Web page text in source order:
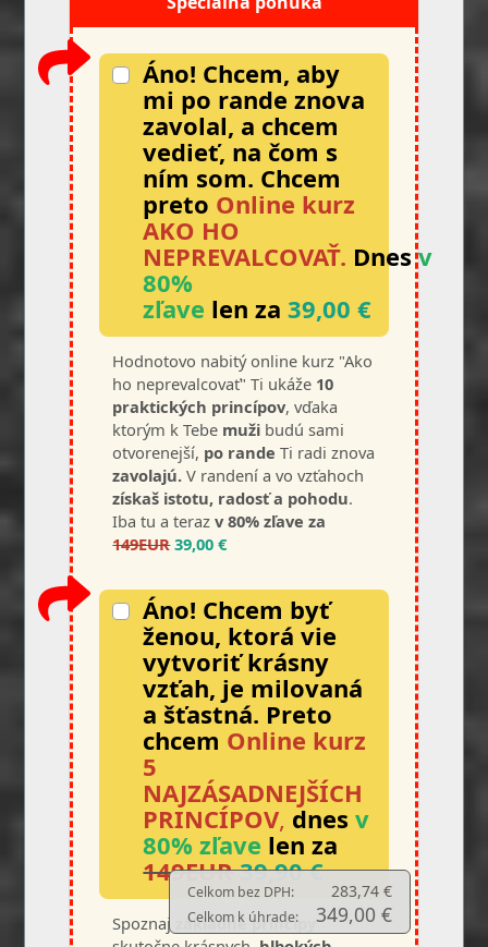
Áno! Chcem, aby
mi po rande znova
zavolal, a chcem
vedieť, na čom s
ním som. Chcem
preto Online kurz
AKO HO
NEPREVALCOVAŤ. Dnes v
80%
zľave len za 39,00 €
Hodnotovo nabitý online kurz "Ako
ho neprevalcovať" Ti ukáže 10
praktických princípov, vďaka
ktorým k Tebe muži budú sami
otvorenejší, po randeTi radi znova
zavolajú. V randení a vo vzťahoch
získaš istotu, radosť a pohodu.
Iba tu a terazv 80% zľave za
149EUR39,00 €
Áno! Chcem byť
ženou, ktorá vie
vytvoriť krásny
vzťah, je milovaná
a šťastná. Preto
chcem Online kurz
5
NAJZÁSADNEJŠÍCH
PRINCÍPOV, dnes v
80% zľave len za
149EUR 39,90 €
Spoznaj základné princíp
y
Celkom bez DPH: 283,74 €
Celkom k úhrade: 349,00 €